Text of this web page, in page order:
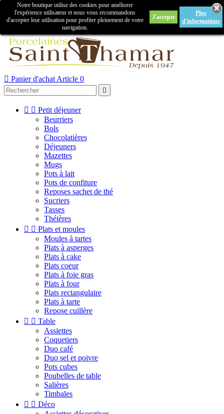
Créer un compteConnexion
 Panier d'achat Article 0

Notre boutique utilise des cookies pour améliorer
l'expérience utilisateur et nous vous recommandons
d'accepter leur utilisation pour profiter pleinement de votre
navigation.
J'accepte
Plus
d'informations
  Petit déjeuner
Beurriers
Bols
Chocolatières
Déjeuners
Mazettes
Mugs
Pots à lait
Pots de confiture
Reposes sachet de thé
Sucriers
Tasses
Théières
  Plats et moules
Moules à tartes
Plats à asperges
Plats à cake
Plats coeur
Plats à foie gras
Plats à four
Plats rectangulaire
Plats à tarte
Repose cuillère
  Table
Assiettes
Coquetiers
Duo café
Duo sel et poivre
Pots cubes
Poubelles de table
Salières
Timbales
  Déco